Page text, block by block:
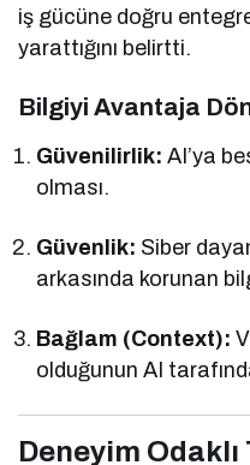
iş gücüne doğru
yarattığını belirtti.
Bilgiyi Avantaja
Güvenilirlik: AI’ya
olması.
Güvenlik: Siber
arkasında korunan
Bağlam (Context):
olduğunun AI
Deneyim